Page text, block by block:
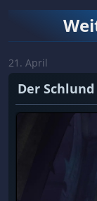
21. April
Der Schlund